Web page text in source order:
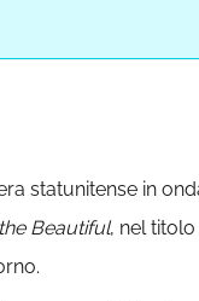
statunitense in
Beautiful, nel